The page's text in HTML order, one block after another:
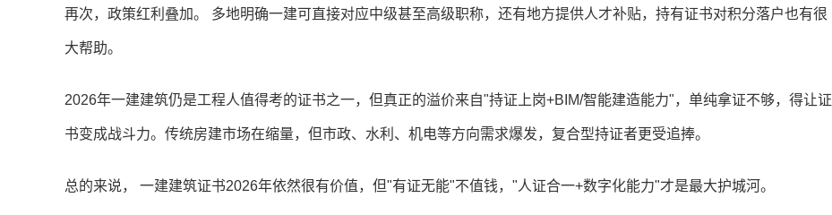
再次，政策红利叠加。 多地明确一建可直接对应中级甚至高级职称，还有地方提供人才补贴，持有证书对积分落户也有很
大帮助。
2026年一建建筑仍是工程人值得考的证书之一，但真正的溢价来自"持证上岗+BIM/智能建造能力"，单纯拿证不够，得让证
书变成战斗力。传统房建市场在缩量，但市政、水利、机电等方向需求爆发，复合型持证者更受追捧。
总的来说， 一建建筑证书2026年依然很有价值，但"有证无能"不值钱，"人证合一+数字化能力"才是最大护城河。